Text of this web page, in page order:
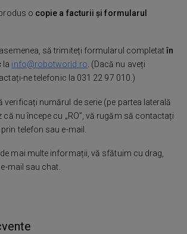
o copie a facturii și formularul
să trimiteți formularul completatîn
la info@robotworld.ro . (Dacă nu aveți
ne telefonic la 031 22 97 010.)
verificați numărul de serie (pe partea laterală
că nu începe cu „RO”, vă rugăm să contactați
telefon sau e-mail.
mai multe informații, vă sfătuim cu drag,
mail sau chat.